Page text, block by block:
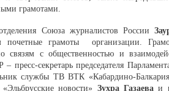
грамотами.
отделения Союза журналистов России
почетные грамоты организации.
связям с общественностью и
пресс-секретарь председателя
службы ТВ ВТК «Кабардино-
новости» Зухра Газаеваи